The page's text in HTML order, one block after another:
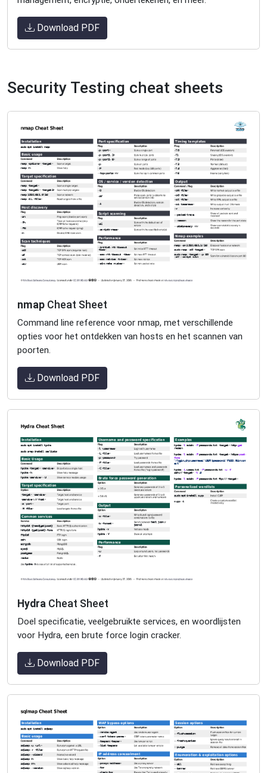
Download PDF
Security Testing cheat sheets
nmap Cheat Sheet
Command line reference voor nmap, met verschillende
opties voor het ontdekken van hosts en het scannen van
poorten.
Download PDF
Hydra Cheat Sheet
Doel specificatie, veelgebruikte services, en woordlijsten
voor Hydra, een brute force login cracker.
Download PDF